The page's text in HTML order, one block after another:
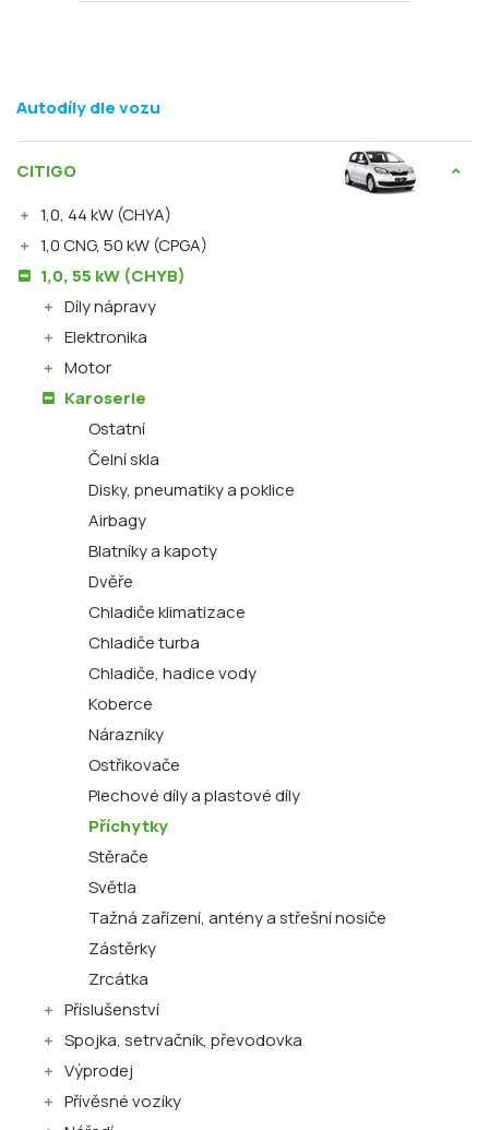
Autodíly dle vozu
CITIGO
1,0, 44 kW (CHYA)
1,0 CNG, 50 kW (CPGA)
1,0, 55 kW (CHYB)
Díly nápravy
Elektronika
Motor
Karoserie
Ostatní
Čelní skla
Disky, pneumatiky a poklice
Airbagy
Blatníky a kapoty
Dvěře
Chladiče klimatizace
Chladiče turba
Chladiče, hadice vody
Koberce
Nárazníky
Ostřikovače
Plechové díly a plastové díly
Příchytky
Stěrače
Světla
Tažná zařízení, antény a střešní nosiče
Zástěrky
Zrcátka
Příslušenství
Spojka, setrvačník, převodovka
Výprodej
Přívěsné vozíky